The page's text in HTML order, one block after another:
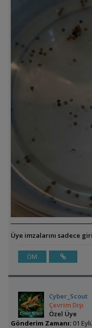
Üye imzalarını sadece
ÖM
Cyber_Scout
Çevrim Dışı
Özel Üye
Gönderim Zamanı: 01